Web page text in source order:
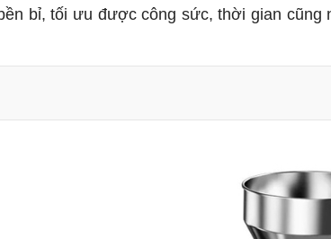
bỉ, tối ưu được công sức, thời gian cũng